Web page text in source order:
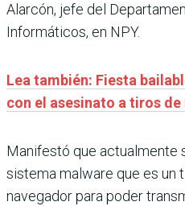
Alarcón, jefe del
Informáticos, en NPY.
Lea también: Fiesta
con el asesinato a tiros de
Manifestó que actualmente
sistema malware que es un
navegador para poder